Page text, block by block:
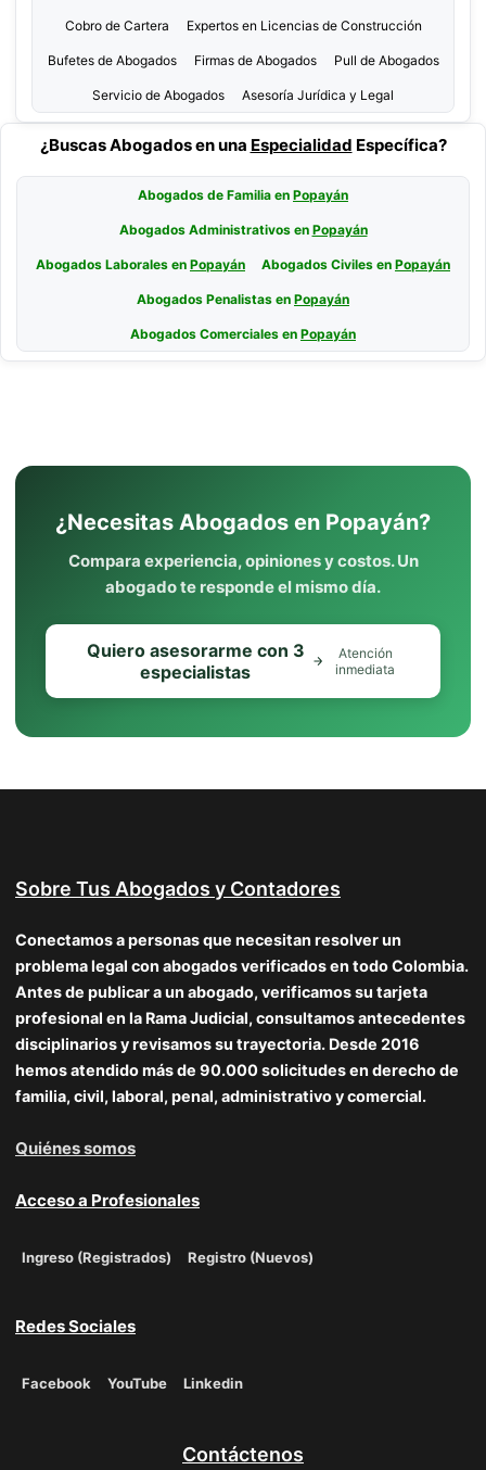
Cobro de Cartera Expertos en Licencias de Construcción
Bufetes de Abogados Firmas de Abogados Pull de Abogados
Servicio de Abogados Asesoría Jurídica y Legal
¿Buscas Abogados en una Especialidad Específica?
Abogados de Familia en Popayán
Abogados Administrativos en Popayán
Abogados Laborales en Popayán Abogados Civiles en Popayán
Abogados Penalistas en Popayán
Abogados Comerciales en Popayán
¿Necesitas Abogados en Popayán?
Compara experiencia, opiniones y costos. Un
abogado te responde el mismo día.
Quiero asesorarme con 3
especialistas
Atención
inmediata
Sobre Tus Abogados y Contadores
Conectamos a personas que necesitan resolver un
problema legal con abogados verificados en todo Colombia.
Antes de publicar a un abogado, verificamos su tarjeta
profesional en la Rama Judicial, consultamos antecedentes
disciplinarios y revisamos su trayectoria. Desde 2016
hemos atendido más de 90.000 solicitudes en derecho de
familia, civil, laboral, penal, administrativo y comercial.
Quiénes somos
Acceso a Profesionales
Ingreso (Registrados) Registro (Nuevos)
Redes Sociales
Facebook YouTube Linkedin
Contáctenos